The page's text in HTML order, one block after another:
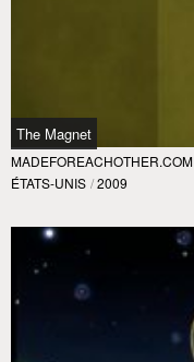
The Magnet
MADEFOREACHOTHER.COM
ÉTATS-UNIS / 2009